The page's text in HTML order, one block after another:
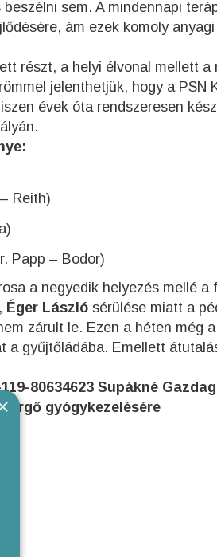
sem. A mindennapi
ám ezek komoly
részt, a helyi élvonal mellett
jelenthetjük, hogy a PSN
évek óta rendszeresen
Reith)
Papp – Bodor)
a negyedik helyezés mellé
Éger László sérülése miatt a
zárult le. Ezen a héten még
a gyűjtőládába. Emellett
80634623 Supákné
gyógykezelésére